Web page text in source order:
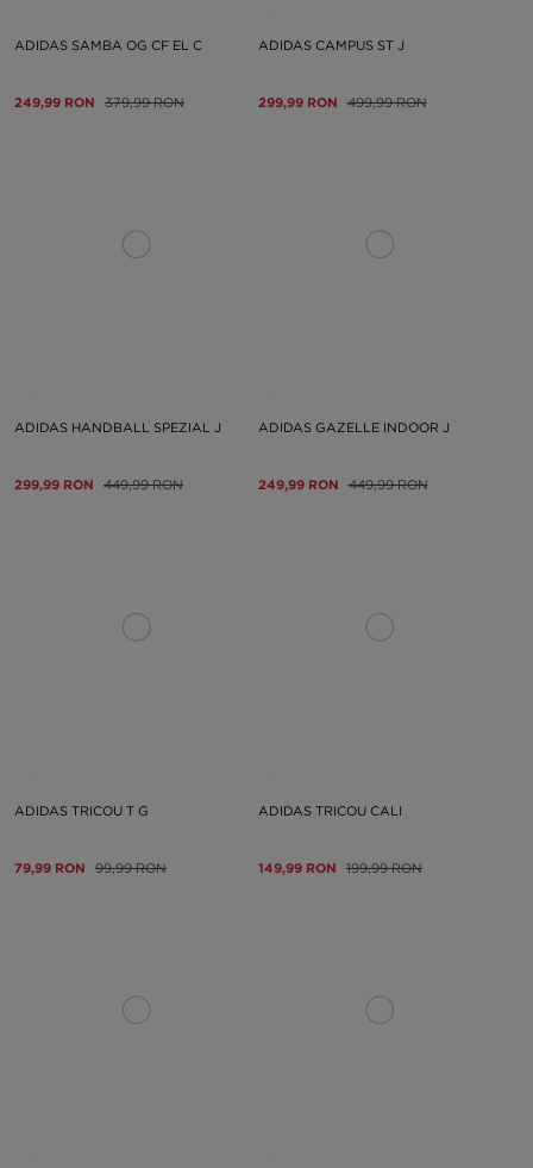
ADIDAS SAMBA OG CF EL C
249,99 RON 379,99 RON
ADIDAS CAMPUS ST J
299,99 RON 499,99 RON
ADIDAS HANDBALL SPEZIAL J
299,99 RON 449,99 RON
ADIDAS GAZELLE INDOOR J
249,99 RON 449,99 RON
ADIDAS TRICOU T G
79,99 RON 99,99 RON
ADIDAS TRICOU CALI
149,99 RON 199,99 RON